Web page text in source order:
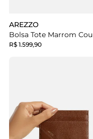
AREZZO
R$ 1.599,90